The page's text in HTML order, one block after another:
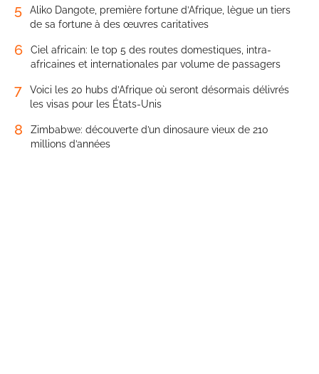
5
Aliko Dangote, première fortune d’Afrique, lègue un tiers
de sa fortune à des œuvres caritatives
6
Ciel africain: le top 5 des routes domestiques, intra-
africaines et internationales par volume de passagers
7
Voici les 20 hubs d’Afrique où seront désormais délivrés
les visas pour les États-Unis
8
Zimbabwe: découverte d’un dinosaure vieux de 210
millions d’années